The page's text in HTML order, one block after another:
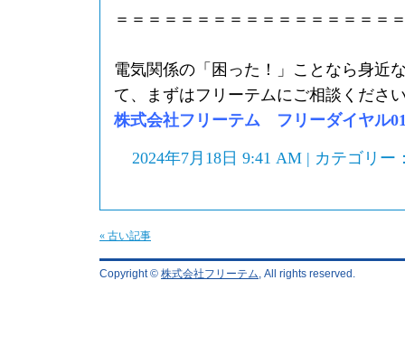
＝＝＝＝＝＝＝＝＝＝＝＝＝＝＝＝＝
電気関係の「困った！」ことなら身近
て、まずはフリーテムにご相談くださ
株式会社フリーテム フリーダイヤル
2024年7月18日 9:41 AM | カテゴリー
« 古い記事
Copyright © 株式会社フリーテム, All rights reserved.